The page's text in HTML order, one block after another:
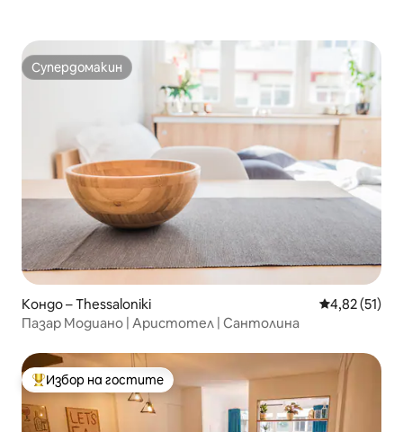
Супердомакин
Супердомакин
Кондо – Thessaloniki Средна
4,82 (51)
Пазар Модиано | Аристотел | Сантолина
Най-популярен избор на гостите
Избор на гостите